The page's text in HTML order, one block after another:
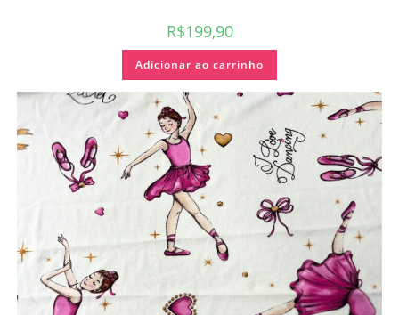
R$199,90
Adicionar ao carrinho